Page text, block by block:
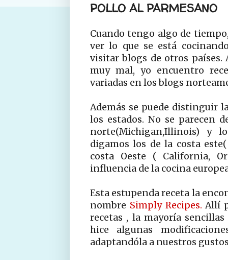
POLLO AL PARMESANO
Cuando tengo algo de
ver lo que se está
visitar blogs de otros países.
muy mal, yo encuentro
variadas en los blogs
Además se puede distinguir
los estados. No se parecen
norte(Michigan,Illinois) y
digamos los de la costa
costa Oeste ( California,
influencia de la cocina
Esta estupenda receta la
nombre Simply Recipes. Allí
recetas , la mayoría
hice algunas
adaptandóla a nuestros